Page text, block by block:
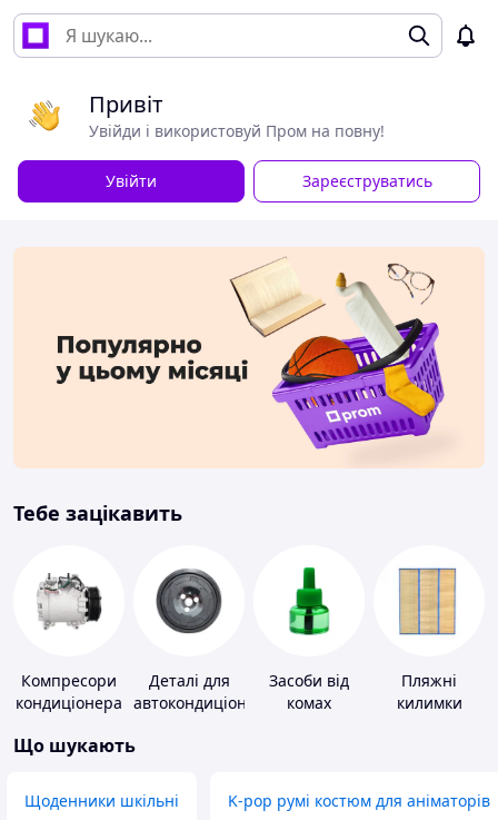
Привіт
Увійди і використовуй Пром на повну!
Увійти Зареєструватись
Тебе зацікавить
Компресори
кондиціонера
Деталі для
автокондиціонерів
Засоби від
комах
Пляжні
килимки
Що шукають
Щоденники шкільні K-pop румі костюм для аніматорів